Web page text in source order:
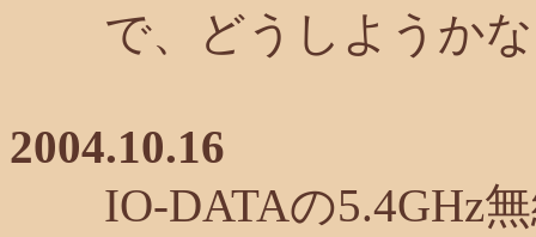
で、どうしようか
2004.10.16
IO-DATAの5.4GHz